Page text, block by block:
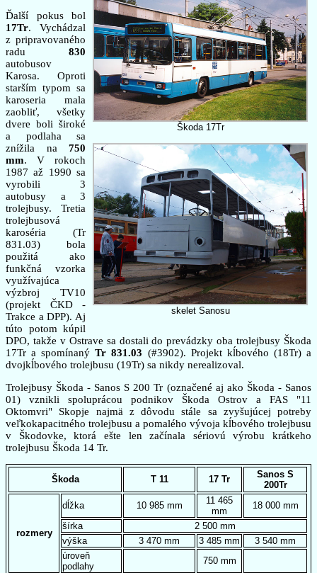
Škoda 17Tr
skelet Sanosu
Ďalší pokus bol
17Tr. Vychádzal
z pripravovaného
radu 830
autobusov
Karosa. Oproti
starším typom sa
karoseria mala
zaobliť, všetky
dvere boli široké
a podlaha sa
znížila na 750
mm. V rokoch
1987 až 1990 sa
vyrobili 3
autobusy a 3
trolejbusy. Tretia
trolejbusová
karoséria (Tr
831.03) bola
použitá ako
funkčná vzorka
využívajúca
výzbroj TV10
(projekt ČKD -
Trakce a DPP). Aj
túto potom kúpil
DPO, takže v Ostrave sa dostali do prevádzky oba trolejbusy Škoda
17Tr a spomínanýTr 831.03 (#3902). Projekt kĺbového (18Tr) a
dvojkĺbového trolejbusu (19Tr) sa nikdy nerealizoval.
Trolejbusy Škoda - Sanos S 200 Tr (označené aj ako Škoda - Sanos
01) vznikli spoluprácou podnikov Škoda Ostrov a FAS "11
Oktomvri" Skopje najmä z dôvodu stále sa zvyšujúcej potreby
veľkokapacitného trolejbusu a pomalého vývoja kĺbového trolejbusu
v Škodovke, ktorá ešte len začínala sériovú výrobu krátkeho
trolejbusu Škoda 14 Tr.
Škoda T 11 17 Tr
Sanos S
200Tr
rozmery
dĺžka 10 985 mm
11 465
mm
18 000 mm
šírka
2 500 mm
výška
3 470 mm 3 485 mm
3 540 mm
úroveň
podlahy
750 mm